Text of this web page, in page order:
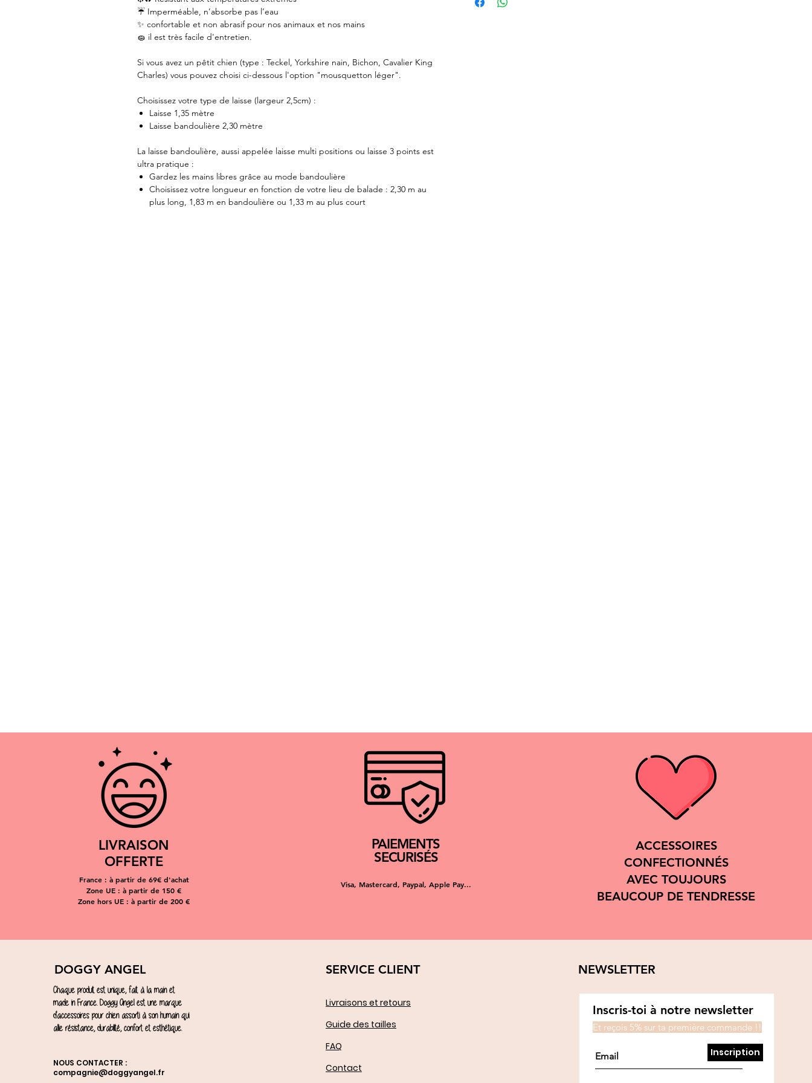
☔️ Imperméable, n’absorbe pas l’eau
✨ confortable et non abrasif pour nos animaux et nos mains
🧽 il est très facile d'entretien.
Si vous avez un pêtit chien (type : Teckel, Yorkshire nain, Bichon, Cavalier King
Charles) vous pouvez choisi ci-dessous l'option "mousquetton léger".
Choisissez votre type de laisse (largeur 2,5cm) :
Laisse 1,35 mètre
Laisse bandoulière 2,30 mètre
La laisse bandoulière, aussi appelée laisse multi positions ou laisse 3 points est
ultra pratique :
Gardez les mains libres grâce au mode bandoulière
Choisissez votre longueur en fonction de votre lieu de balade : 2,30 m au
plus long, 1,83 m en bandoulière ou 1,33 m au plus court
Doggy Angel est très attentif aux choix de ses
LIVRAISON
OFFERTE
France : à partir de 69€ d'achat
Zone UE : à partir de 150 €
Zone hors UE : à partir de 200 €
PAIEMENTS
SECURISÉS
Visa, Mastercard, Paypal, Apple Pay...
ACCESSOIRES
CONFECTIONNÉS
AVEC TOUJOURS
BEAUCOUP DE TENDRESSE
DOGGY ANGEL
Chaque produit est unique, fait à la main et
made in France. Doggy Angel est une marque
d'accessoires pour chien assorti à son humain qui
allie résistance, durabilité, confort et esthétique.
NOUS CONTACTER :
compagnie@doggyangel.fr
SERVICE CLIENT
Livraisons et retours
Guide des tailles
FAQ
Contact
NEWSLETTER
Inscris-toi à notre newsletter
Et reçois 5% sur ta première commande !!
Inscription